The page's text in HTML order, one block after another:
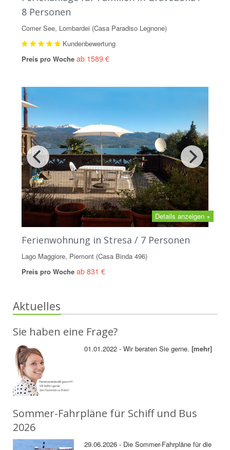
8 Personen
Comer See, Lombardei (Casa Paradiso Legnone)
Kundenbewertung
Preis pro Woche ab 1589 €
Details anzeigen +
Ferienwohnung in Stresa / 7 Personen
Lago Maggiore, Piemont (Casa Binda 496)
Preis pro Woche ab 831 €
Aktuelles
Sie haben eine Frage?
01.01.2022 - Wir beraten Sie gerne.[mehr]
Sommer-Fahrpläne für Schiff und Bus
2026
29.06.2026 - Die Sommer-Fahrpläne für die